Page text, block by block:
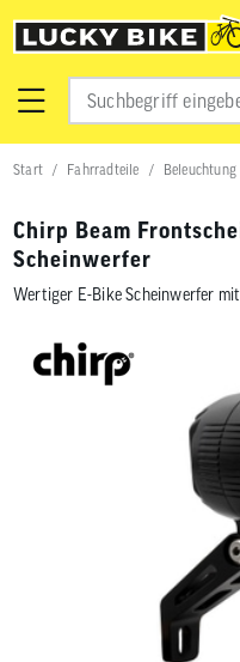
Start Fahrradteile Beleuchtung
Chirp Beam
Scheinwerfer
Wertiger E-Bike Scheinwerfer